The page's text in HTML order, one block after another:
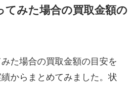
てみた場合の買取金額の
た場合の買取金額の目安を
からまとめてみました。状